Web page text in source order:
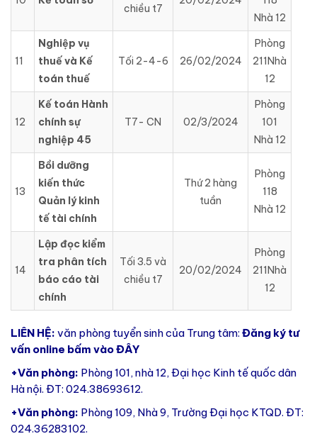
chiều t7
Nhà 12
11
Nghiệp vụ
thuế và Kế
toán thuế
Tối 2-4-6 26/02/2024
Phòng
211Nhà
12
12
Kế toán Hành
chính sự
nghiệp 45
T7- CN 02/3/2024
Phòng
101
Nhà 12
13
Bồi dưỡng
kiến thức
Quản lý kinh
tế tài chính
Thứ 2 hàng
tuần
Phòng
118
Nhà 12
14
Lập đọc kiểm
tra phân tích
báo cáo tài
chính
Tối 3.5 và
chiều t7
20/02/2024
Phòng
211Nhà
12
LIÊN HỆ: văn phòng tuyển sinh của Trung tâm: Đăng ký tư
vấn online bấm vàoĐÂY
+Văn phòng: Phòng 101, nhà 12, Đại học Kinh tế quốc dân
Hà nội. ĐT: 024.38693612.
+Văn phòng: Phòng 109, Nhà 9, Trường Đại học KTQD. ĐT:
024.36283102.